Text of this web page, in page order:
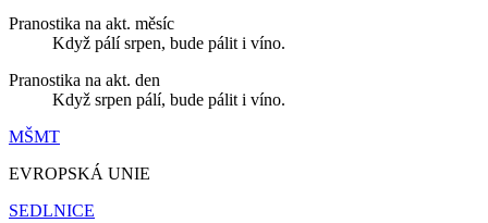
Pranostika na akt. měsíc
Když pálí srpen, bude pálit i víno.
Pranostika na akt. den
Když srpen pálí, bude pálit i víno.
MŠMT
EVROPSKÁ UNIE
SEDLNICE